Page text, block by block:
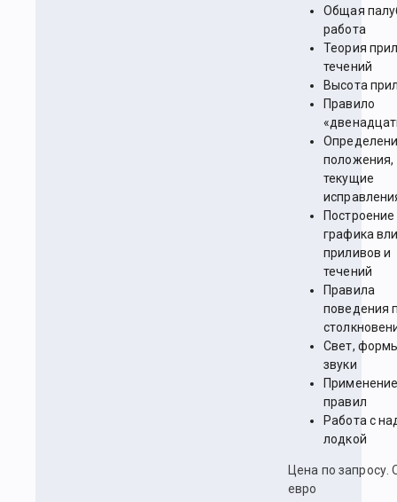
Общая
работа
Теория
течений
Высота
Правило
положения,
текущие
Построение
графика
приливов и
течений
Правила
поведения
Свет,
звуки
правил
Работа с
лодкой
Цена по запросу.
евро